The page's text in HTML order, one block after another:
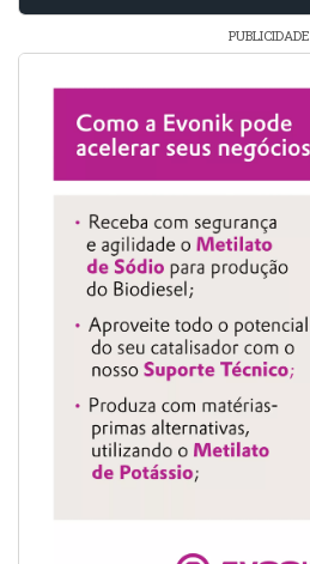
PUBLICIDADE